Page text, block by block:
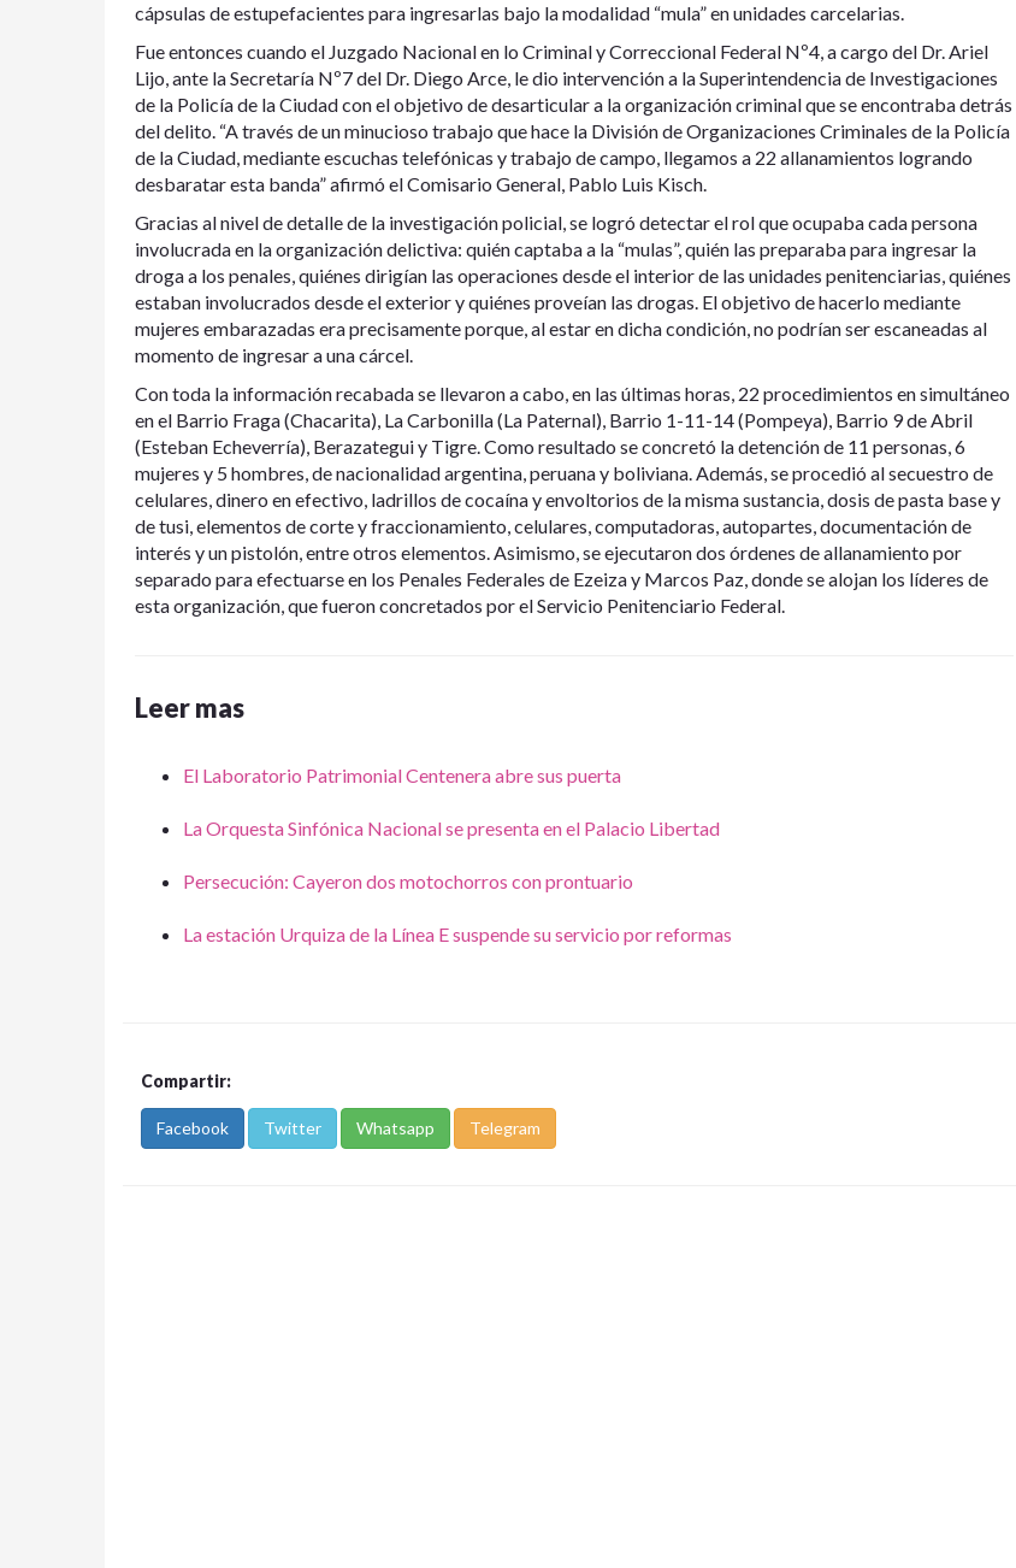
cápsulas de estupefacientes para ingresarlas bajo la modalidad “mula” en unidades carcelarias.
Fue entonces cuando el Juzgado Nacional en lo Criminal y Correccional Federal Nº4, a cargo del Dr. Ariel
Lijo, ante la Secretaría Nº7 del Dr. Diego Arce, le dio intervención a la Superintendencia de Investigaciones
de la Policía de la Ciudad con el objetivo de desarticular a la organización criminal que se encontraba detrás
del delito. “A través de un minucioso trabajo que hace la División de Organizaciones Criminales de la Policía
de la Ciudad, mediante escuchas telefónicas y trabajo de campo, llegamos a 22 allanamientos logrando
desbaratar esta banda” afirmó el Comisario General, Pablo Luis Kisch.
Gracias al nivel de detalle de la investigación policial, se logró detectar el rol que ocupaba cada persona
involucrada en la organización delictiva: quién captaba a la “mulas”, quién las preparaba para ingresar la
droga a los penales, quiénes dirigían las operaciones desde el interior de las unidades penitenciarias, quiénes
estaban involucrados desde el exterior y quiénes proveían las drogas. El objetivo de hacerlo mediante
mujeres embarazadas era precisamente porque, al estar en dicha condición, no podrían ser escaneadas al
momento de ingresar a una cárcel.
Con toda la información recabada se llevaron a cabo, en las últimas horas, 22 procedimientos en simultáneo
en el Barrio Fraga (Chacarita), La Carbonilla (La Paternal), Barrio 1-11-14 (Pompeya), Barrio 9 de Abril
(Esteban Echeverría), Berazategui y Tigre. Como resultado se concretó la detención de 11 personas, 6
mujeres y 5 hombres, de nacionalidad argentina, peruana y boliviana. Además, se procedió al secuestro de
celulares, dinero en efectivo, ladrillos de cocaína y envoltorios de la misma sustancia, dosis de pasta base y
de tusi, elementos de corte y fraccionamiento, celulares, computadoras, autopartes, documentación de
interés y un pistolón, entre otros elementos. Asimismo, se ejecutaron dos órdenes de allanamiento por
separado para efectuarse en los Penales Federales de Ezeiza y Marcos Paz, donde se alojan los líderes de
esta organización, que fueron concretados por el Servicio Penitenciario Federal.
Leer mas
El Laboratorio Patrimonial Centenera abre sus puerta
La Orquesta Sinfónica Nacional se presenta en el Palacio Libertad
Persecución: Cayeron dos motochorros con prontuario
La estación Urquiza de la Línea E suspende su servicio por reformas
Compartir:
Facebook Twitter Whatsapp Telegram